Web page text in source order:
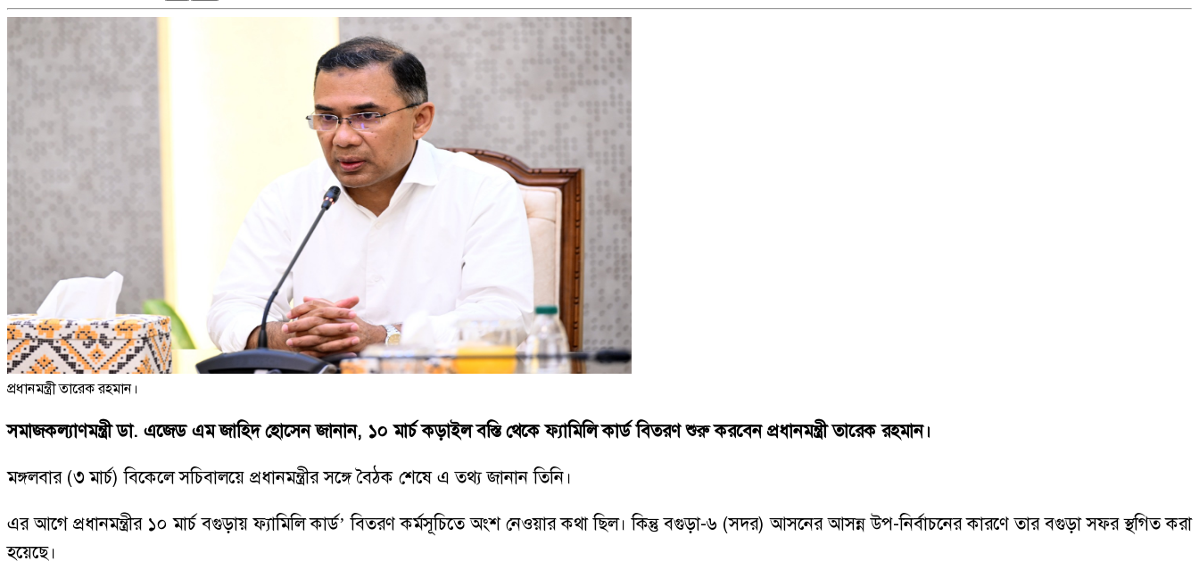
প্রধানমন্ত্রী তারেক রহমান।
সমাজকল্যাণমন্ত্রী ডা. এজেড এম জাহিদ হোসেন জানান, ১০ মার্চ কড়াইল বস্তি থেকে ফ্যামিলি কার্ড বিতরণ শুরু করবেন প্রধানমন্ত্রী তারেক রহমান।
মঙ্গলবার (৩ মার্চ) বিকেলে সচিবালয়ে প্রধানমন্ত্রীর সঙ্গে বৈঠক শেষে এ তথ্য জানান তিনি।
এর আগে প্রধানমন্ত্রীর ১০ মার্চ বগুড়ায় ফ্যামিলি কার্ড’ বিতরণ কর্মসূচিতে অংশ নেওয়ার কথা ছিল। কিন্তু বগুড়া-৬ (সদর) আসনের আসন্ন উপ-নির্বাচনের কারণে তার বগুড়া সফর স্থগিত করা
হয়েছে।